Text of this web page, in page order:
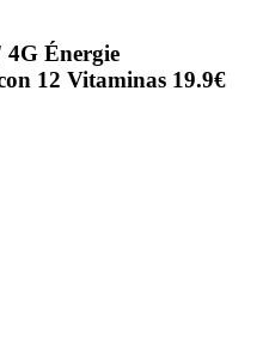
Énergie
12 Vitaminas 19.9€